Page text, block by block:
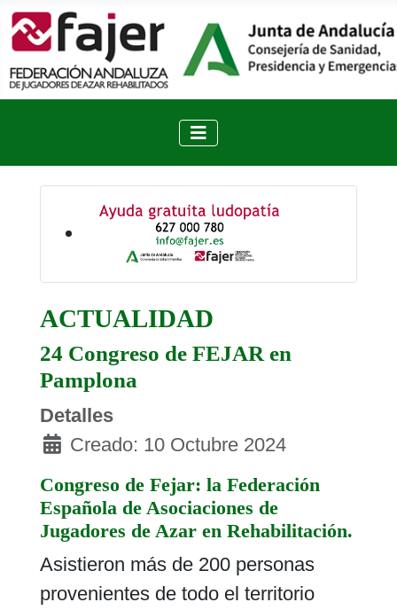
ACTUALIDAD
24 Congreso de FEJAR en
Pamplona
Detalles
Creado: 10 Octubre 2024
Congreso de Fejar: la Federación
Española de Asociaciones de
Jugadores de Azar en Rehabilitación.
Asistieron más de 200 personas
provenientes de todo el territorio